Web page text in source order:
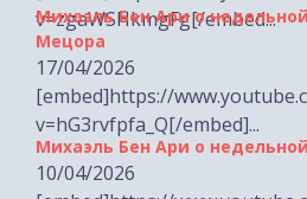
17/04/2026
[embed]https://
v=hG3rvfpfa_Q[/embed]...
Михаэль Бен Ари о
10/04/2026
[embed]https://
v=A7xGRwB-Zvo[/embed]...